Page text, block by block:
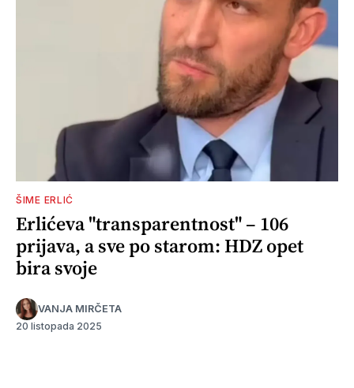
ŠIME ERLIĆ
Erlićeva "transparentnost" – 106
prijava, a sve po starom: HDZ opet
bira svoje
VANJA MIRČETA
20 listopada 2025